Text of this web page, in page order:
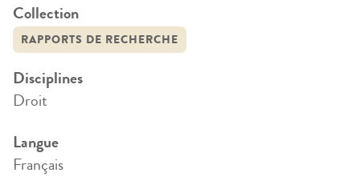
Collection
RAPPORTS DE RECHERCHE
Disciplines
Droit
Langue
Français